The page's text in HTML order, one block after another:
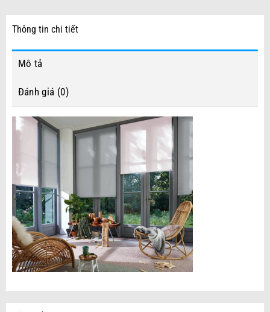
Thông tin chi tiết
Mô tả
Đánh giá (0)